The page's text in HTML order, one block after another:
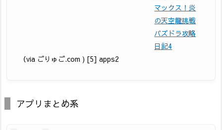
マックス！炎
の天空龍挑戦
パズドラ攻略
日記4
（via ごりゅご.com ) [5] apps2
アプリまとめ系